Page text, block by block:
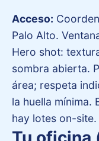
Acceso:
Palo Alto.
Hero shot:
sombra abierta.
área; respeta
la huella mínima.
hay lotes on-site.